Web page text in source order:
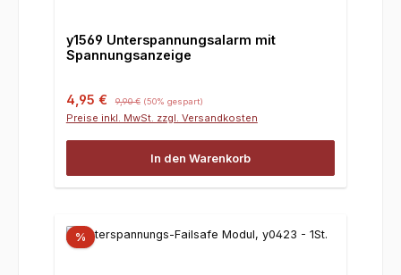
y1569 Unterspannungsalarm mit
Spannungsanzeige
Verkaufspreis:
4,95 € 9,90 € (50% gespart)
Preise inkl. MwSt. zzgl. Versandkosten
In den Warenkorb
%